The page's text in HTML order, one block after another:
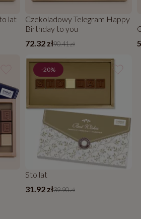
lat
Czekoladowy Telegram Happy
Birthday to you
72.32 zł90.41 zł
-20%
Sto lat
31.92 zł39.90 zł